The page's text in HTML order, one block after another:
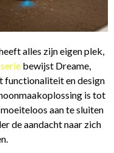
alles zijn eigen plek,
bewijst Dreame,
functionaliteit en design
is tot
aan te sluiten
de aandacht naar zich